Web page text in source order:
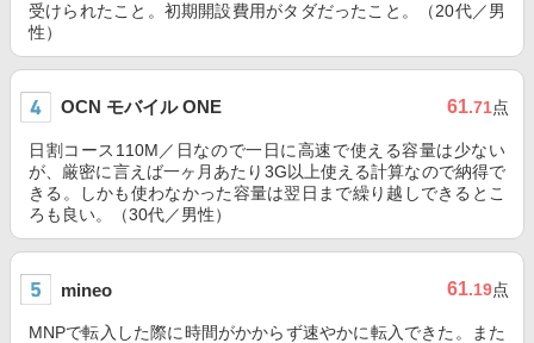
受けられたこと。初期開設費用がタダだったこと。（20代／男
性）
OCN モバイル ONE 61.71点
日割コース110M／日なので一日に高速で使える容量は少ない
が、厳密に言えば一ヶ月あたり3G以上使える計算なので納得で
きる。しかも使わなかった容量は翌日まで繰り越しできるとこ
ろも良い。（30代／男性）
mineo 61.19点
MNPで転入した際に時間がかからず速やかに転入できた。また